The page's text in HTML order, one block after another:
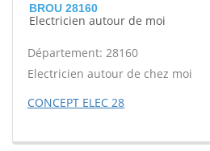
BROU 28160
Electricien autour de moi
Département: 28160
Electricien autour de chez moi
CONCEPT ELEC 28